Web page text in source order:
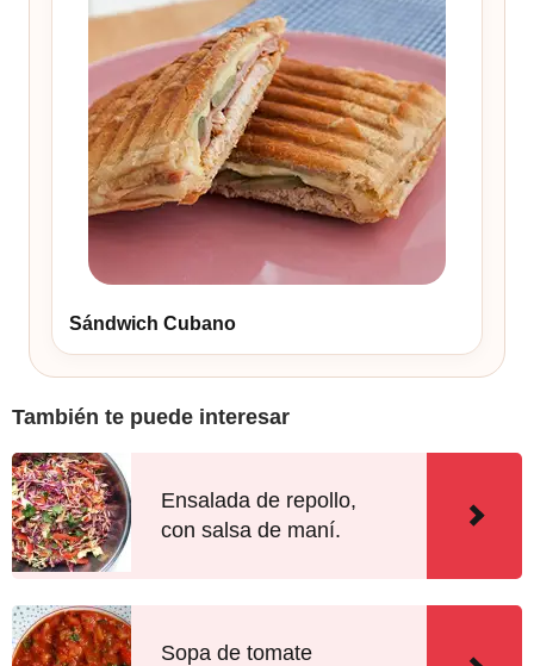
Sándwich Cubano
También te puede interesar
Ensalada de repollo,
con salsa de maní.
Sopa de tomate